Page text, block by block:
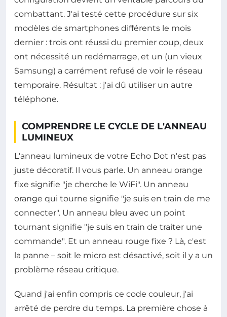
combattant. J'ai testé cette procédure sur six
modèles de smartphones différents le mois
dernier : trois ont réussi du premier coup, deux
ont nécessité un redémarrage, et un (un vieux
Samsung) a carrément refusé de voir le réseau
temporaire. Résultat : j'ai dû utiliser un autre
téléphone.
COMPRENDRE LE CYCLE DE L'ANNEAU
LUMINEUX
L'anneau lumineux de votre Echo Dot n'est pas
juste décoratif. Il vous parle. Un anneau orange
fixe signifie "je cherche le WiFi". Un anneau
orange qui tourne signifie "je suis en train de me
connecter". Un anneau bleu avec un point
tournant signifie "je suis en train de traiter une
commande". Et un anneau rouge fixe ? Là, c'est
la panne – soit le micro est désactivé, soit il y a un
problème réseau critique.
Quand j'ai enfin compris ce code couleur, j'ai
arrêté de perdre du temps. La première chose à